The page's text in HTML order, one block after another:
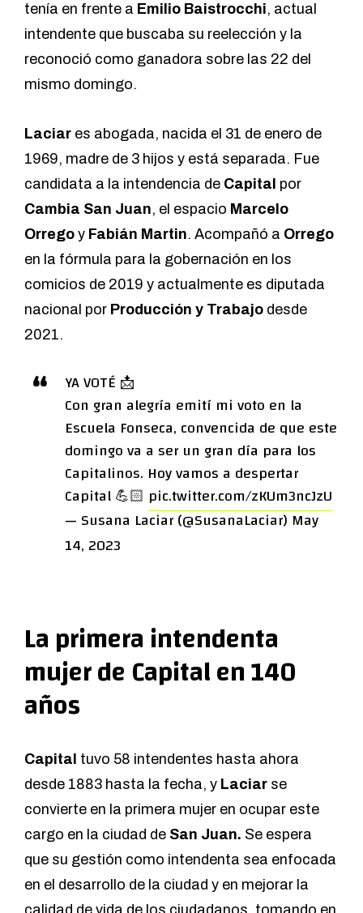
tenía en frente a Emilio Baistrocchi, actual
intendente que buscaba su reelección y la
reconoció como ganadora sobre las 22 del
mismo domingo.
Laciar es abogada, nacida el 31 de enero de
1969, madre de 3 hijos y está separada. Fue
candidata a la intendencia de Capital por
Cambia San Juan, el espacio Marcelo
Orrego y Fabián Martin. Acompañó a Orrego
en la fórmula para la gobernación en los
comicios de 2019 y actualmente es diputada
nacional por Producción y Trabajo desde
2021.
YA VOTÉ 📩
Con gran alegría emití mi voto en la
Escuela Fonseca, convencida de que este
domingo va a ser un gran día para los
Capitalinos. Hoy vamos a despertar
Capital 💪🏻 pic.twitter.com/zKUm3ncJzU
— Susana Laciar (@SusanaLaciar)May
14, 2023
La primera intendenta
mujer de Capital en 140
años
Capital tuvo 58 intendentes hasta ahora
desde 1883 hasta la fecha, y Laciar se
convierte en la primera mujer en ocupar este
cargo en la ciudad de San Juan. Se espera
que su gestión como intendenta sea enfocada
en el desarrollo de la ciudad y en mejorar la